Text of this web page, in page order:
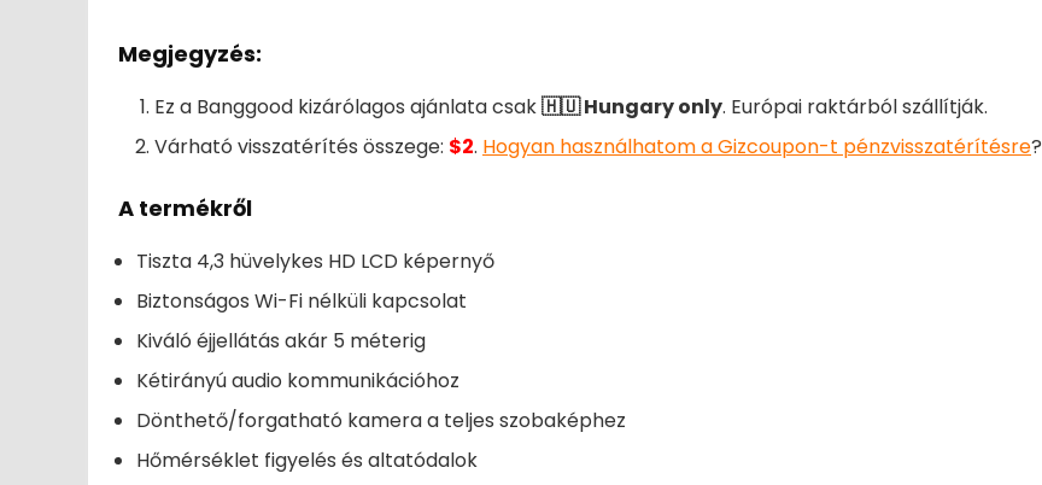
Megjegyzés:
Ez a Banggood kizárólagos ajánlata csak🇭🇺 Hungary only. Európai raktárból szállítják.
Várható visszatérítés összege: $2. Hogyan használhatom a Gizcoupon-t pénzvisszatérítésre?
A termékről
Tiszta 4,3 hüvelykes HD LCD képernyő
Biztonságos Wi-Fi nélküli kapcsolat
Kiváló éjjellátás akár 5 méterig
Kétirányú audio kommunikációhoz
Dönthető/forgatható kamera a teljes szobaképhez
Hőmérséklet figyelés és altatódalok